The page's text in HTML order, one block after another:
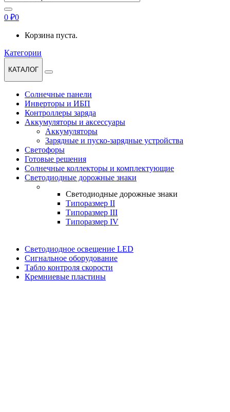
0 ₽0
Корзина пуста.
Категории
КАТАЛОГ
Солнечные панели
Инверторы и ИБП
Контроллеры заряда
Аккумуляторы и аксессуары
Аккумуляторы
Зарядные и пуско-зарядные устройства
Светофоры
Готовые решения
Солнечные коллекторы и комплектующие
Светодиодные дорожные знаки
Светодиодные дорожные знаки
Типоразмер II
Типоразмер III
Типоразмер IV
Светодиодное освещение LED
Сигнальное оборудование
Табло контроля скорости
Кремниевые пластины